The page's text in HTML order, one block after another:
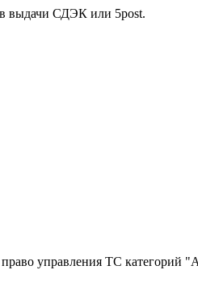
выдачи СДЭК или 5post.
право управления ТС